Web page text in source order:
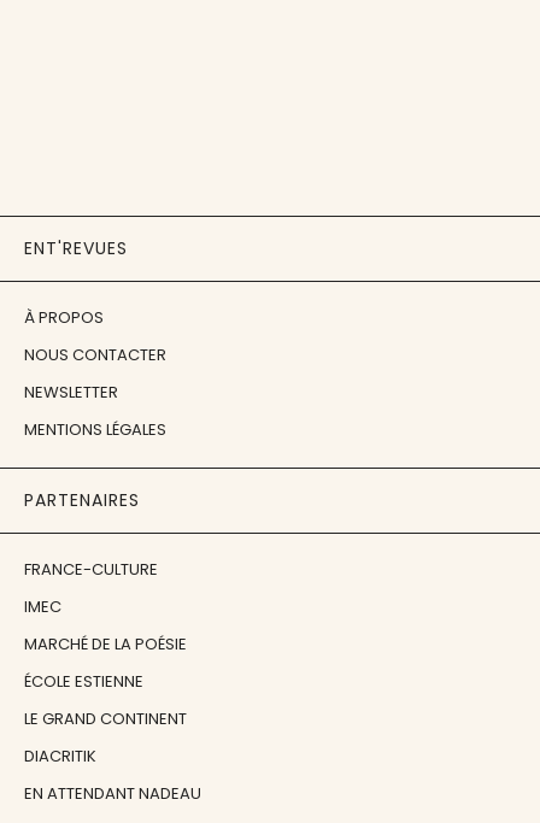
ENT'REVUES
À PROPOS
NOUS CONTACTER
NEWSLETTER
MENTIONS LÉGALES
PARTENAIRES
FRANCE-CULTURE
IMEC
MARCHÉ DE LA POÉSIE
ÉCOLE ESTIENNE
LE GRAND CONTINENT
DIACRITIK
EN ATTENDANT NADEAU